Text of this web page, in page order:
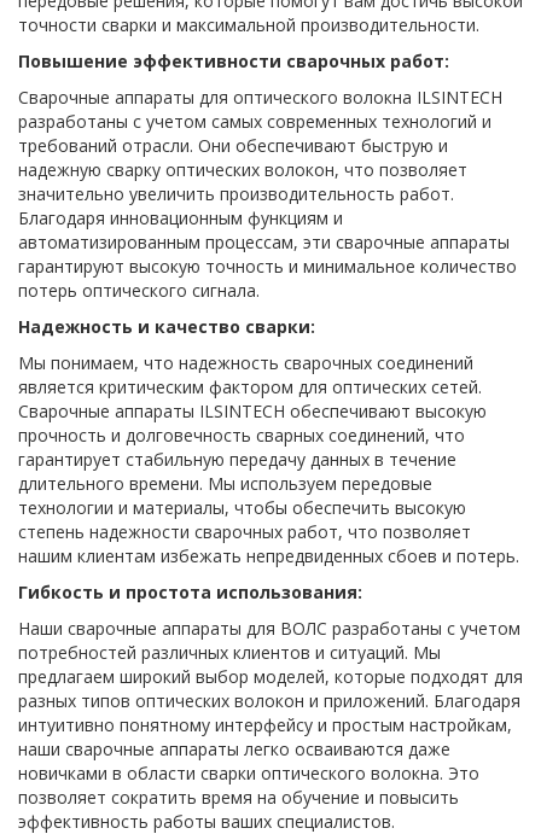
точности сварки и максимальной производительности.
Повышение эффективности сварочных работ:
Сварочные аппараты для оптического волокна ILSINTECH
разработаны с учетом самых современных технологий и
требований отрасли. Они обеспечивают быструю и
надежную сварку оптических волокон, что позволяет
значительно увеличить производительность работ.
Благодаря инновационным функциям и
автоматизированным процессам, эти сварочные аппараты
гарантируют высокую точность и минимальное количество
потерь оптического сигнала.
Надежность и качество сварки:
Мы понимаем, что надежность сварочных соединений
является критическим фактором для оптических сетей.
Сварочные аппараты ILSINTECH обеспечивают высокую
прочность и долговечность сварных соединений, что
гарантирует стабильную передачу данных в течение
длительного времени. Мы используем передовые
технологии и материалы, чтобы обеспечить высокую
степень надежности сварочных работ, что позволяет
нашим клиентам избежать непредвиденных сбоев и потерь.
Гибкость и простота использования:
Наши сварочные аппараты для ВОЛС разработаны с учетом
потребностей различных клиентов и ситуаций. Мы
предлагаем широкий выбор моделей, которые подходят для
разных типов оптических волокон и приложений. Благодаря
интуитивно понятному интерфейсу и простым настройкам,
наши сварочные аппараты легко осваиваются даже
новичками в области сварки оптического волокна. Это
позволяет сократить время на обучение и повысить
эффективность работы ваших специалистов.